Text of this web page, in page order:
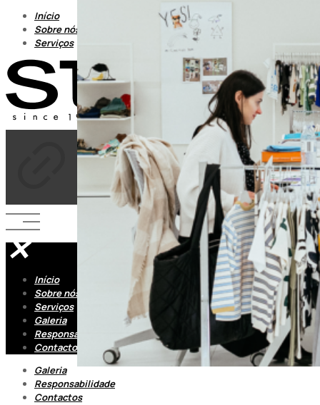
Início
Sobre nós
Serviços
✕
Início
Sobre nós
Serviços
Galeria
Responsabilidade
Contactos
Galeria
Responsabilidade
Contactos